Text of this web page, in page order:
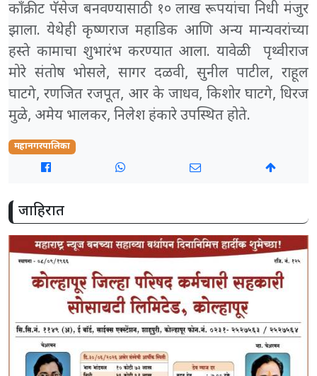
कॉंक्रीट पॅसेज बनवण्यासाठी १० लाख रूपयांचा निधी मंजुर
झाला. येथेही कृष्णराज महाडिक आणि अन्य मान्यवरांच्या
हस्ते कामाचा शुभारंभ करण्यात आला. यावेळी पृथ्वीराज
मोरे संतोष भोसले, सागर दळवी, सुनील पाटील, राहूल
घाटगे, रणजित रजपूत, आर के जाधव, किशोर घाटगे, धिरज
मुळे, अमेय भालकर, निलेश हंकारे उपस्थित होते.
महानगरपालिका
जाहिरात